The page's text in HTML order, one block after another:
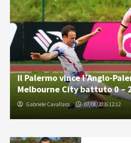
Il Palermo vince l’Anglo-
Melbourne City battuto 0 –
Gabriele Cavallaro 07/08/2026 12:12